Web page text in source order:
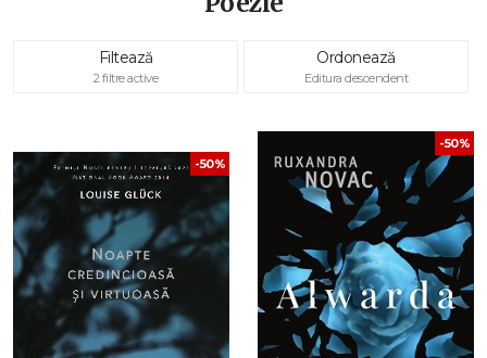
Filtează
2 filtre active
Ordonează
Editura descendent
-50%
-50%